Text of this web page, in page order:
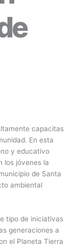
capacitas
En esta
y educativo
los jóvenes la
de Santa
ambiental
tipo de iniciativas
generaciones a
el Planeta Tierra